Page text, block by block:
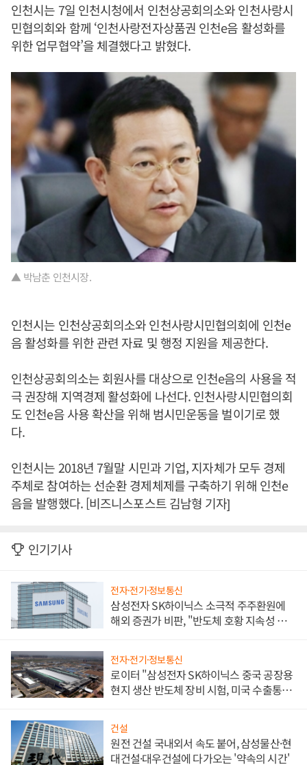
인천시는 7일 인천시청에서 인천상공회의소와 인천사랑시
민협의회와 함께 ‘인천사랑전자상품권 인천e음 활성화를
위한 업무협약’을 체결했다고 밝혔다.
▲ 박남춘 인천시장.
인천시는 인천상공회의소와 인천사랑시민협의회에 인천e
음 활성화를 위한 관련 자료 및 행정 지원을 제공한다.
인천상공회의소는 회원사를 대상으로 인천e음의 사용을 적
극 권장해 지역경제 활성화에 나선다. 인천사랑시민협의회
도 인천e음 사용 확산을 위해 범시민운동을 벌이기로 했
다.
인천시는 2018년 7월말 시민과 기업, 지자체가 모두 경제
주체로 참여하는 선순환 경제체제를 구축하기 위해 인천e
음을 발행했다. [비즈니스포스트 김남형 기자]
인기기사
전자·전기·정보통신
삼성전자 SK하이닉스 소극적 주주환원에
해외 증권가 비판, "반도체 호황 지속성 의
전자·전기·정보통신
로이터 "삼성전자 SK하이닉스 중국 공장용
현지 생산 반도체 장비 시험, 미국 수출통제
건설
원전 건설 국내외서 속도 붙어, 삼성물산·현
대건설·대우건설에 다가오는 '약속의 시간'